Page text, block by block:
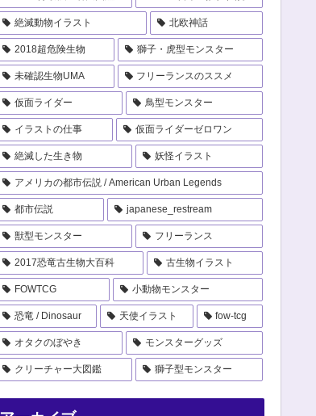
絶滅動物イラスト 北欧神話
2018超危険生物 獅子・虎型モンスター
未確認生物UMA フリーランスのススメ
仮面ライダー 鳥型モンスター
イラストの仕事 仮面ライダーゼロワン
絶滅した生き物 妖怪イラスト
アメリカの都市伝説 / American Urban Legends
都市伝説 japanese_restream
獣型モンスター フリーランス
2017恐竜古生物大百科 古生物イラスト
FOWTCG 小動物モンスター
恐竜 / Dinosaur 天使イラスト fow-tcg
オタクのぼやき モンスターグッズ
クリーチャー大図鑑 獅子型モンスター